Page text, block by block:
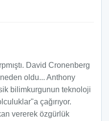
David Cronenberg
oldu... Anthony
bilimkurgunun teknoloji
çağırıyor.
vererek özgürlük